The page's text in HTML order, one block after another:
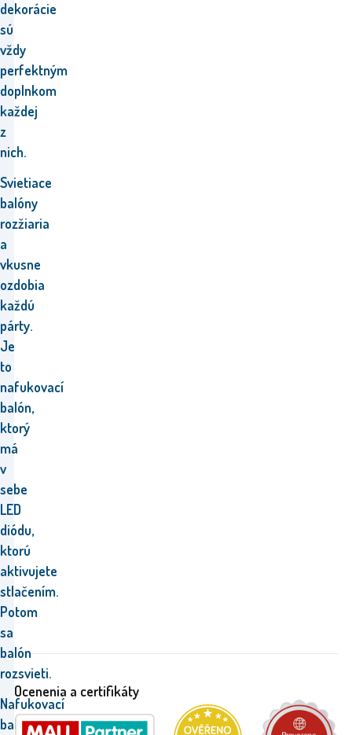
dekorácie
sú
vždy
perfektným
doplnkom
každej
z
nich.
Svietiace
balóny
rozžiaria
a
vkusne
ozdobia
každú
párty.
Je
to
nafukovací
balón,
ktorý
má
v
sebe
LED
diódu,
ktorú
aktivujete
stlačením.
Potom
sa
balón
rozsvieti.
Nafukovací
balón
Ocenenia a certifikáty